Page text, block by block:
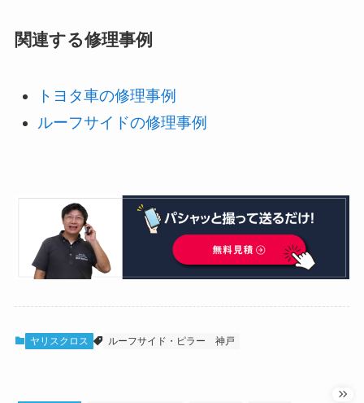
関連する修理事例
トヨタ車の修理事例
ルーフサイドの修理事例
ヤリスクロス ルーフサイド・ピラー 神戸